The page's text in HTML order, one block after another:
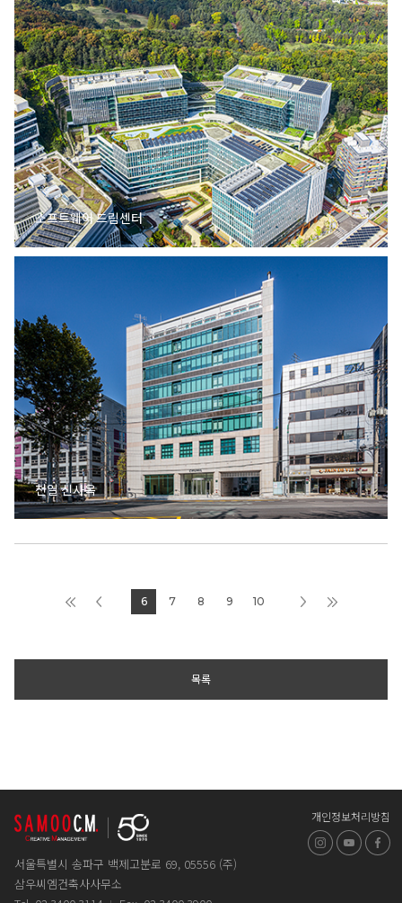
소프트웨어 드림센터
천일 신사옥
6 7 8 9 10
목록
서울특별시 송파구 백제고분로 69, 05556 (주)
삼우씨엠건축사사무소
개인정보처리방침
인스타그램
유튜브페